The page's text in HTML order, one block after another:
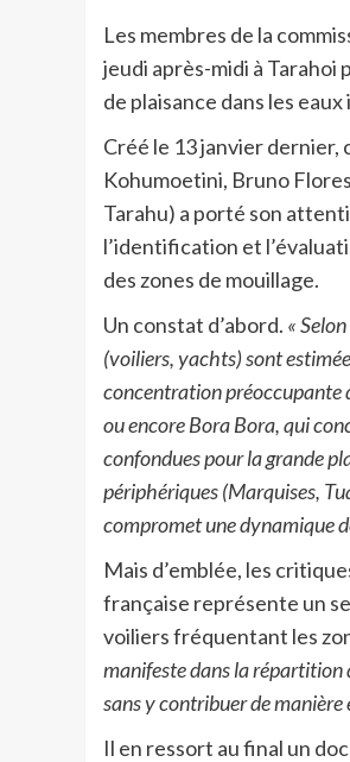
Les membres de la
jeudi après-midi à
de plaisance dans les
Créé le 13 janvier
Kohumoetini, Bruno
Tarahu) a porté son
l’identification et
des zones de mouillage.
Un constat d’abord. «
(voiliers, yachts) sont
concentration préoccupante
ou encore Bora Bora, qui
confondues pour la grande
périphériques (Marquises,
compromet une dynamique
Mais d’emblée, les
française représente un
voiliers fréquentant les
manifeste dans la répartition
sans y contribuer de manière
Il en ressort au final un